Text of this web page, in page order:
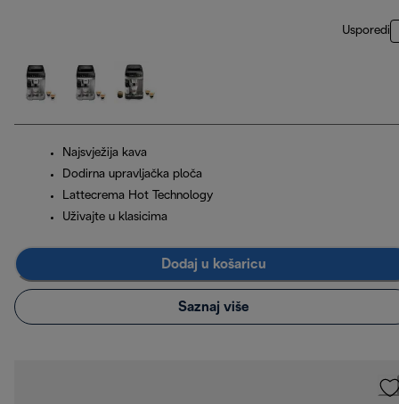
Usporedi
Najsvježija kava
Dodirna upravljačka ploča
Lattecrema Hot Technology
Uživajte u klasicima
Dodaj u košaricu
Saznaj više